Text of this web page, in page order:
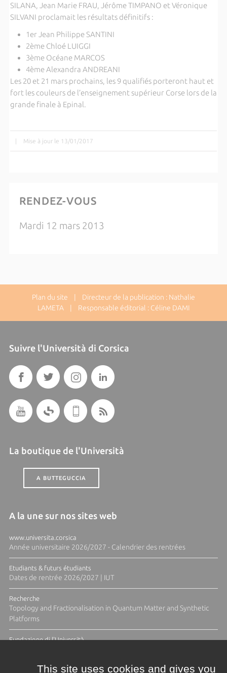
SILANA, Jean Marie FRAU, Jérôme TIMPANO et Véronique
SILVANI proclamait les résultats définitifs :
1er Jean Philippe SANTINI
2ème Chloé LUIGGI
3ème Océane MARCOS
4ème Alexandra ANDREANI
Les 20 et 21 mars prochains, les 9 qualifiés porteront haut et
fort les couleurs de l’enseignement supérieur Corse lors de la
grande finale à Epinal.
Mise à jour le 13/01/2017
RENDEZ-VOUS
Mardi 12 mars 2013
Plan du site | Directeur de la publication : Nathalie
LAMETA | Responsable éditorial : Céline DAMI
Suivre l'Università di Corsica
La boutique de l'Università
A BUTTEGUCCIA
A la une sur nos sites web
www.universita.corsica
Année universitaire 2026/2027 - Calendrier des rentrées
Etudiants & futurs étudiants
Dates de rentrée 2026/2027 | IUT
Recherche
Topology and Fractionalisation in Quantum Matter and Synthetic
Platforms
Fundazione di l'Università
This site uses cookies and gives you